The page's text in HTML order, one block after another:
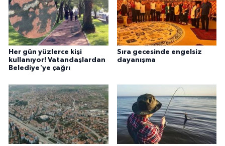
Her gün yüzlerce kişi
kullanıyor! Vatandaşlardan
Belediye'ye çağrı
Sıra gecesinde engelsiz
dayanışma